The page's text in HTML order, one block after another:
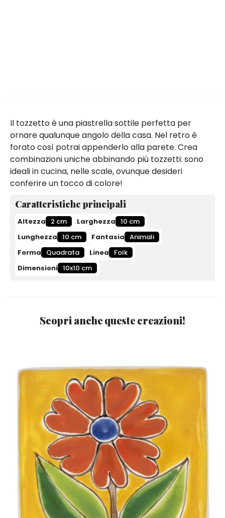
Il tozzetto è una piastrella sottile perfetta per
ornare qualunque angolo della casa. Nel retro è
forato così potrai appenderlo alla parete. Crea
combinazioni uniche abbinando più tozzetti: sono
ideali in cucina, nelle scale, ovunque desideri
conferire un tocco di colore!
Caratteristiche principali
Altezza 2 cm Larghezza 10 cm
Lunghezza 10 cm Fantasia Animali
Forma
Quadrata Linea
Folk
Dimensioni 10x10 cm
Scopri anche queste creazioni!